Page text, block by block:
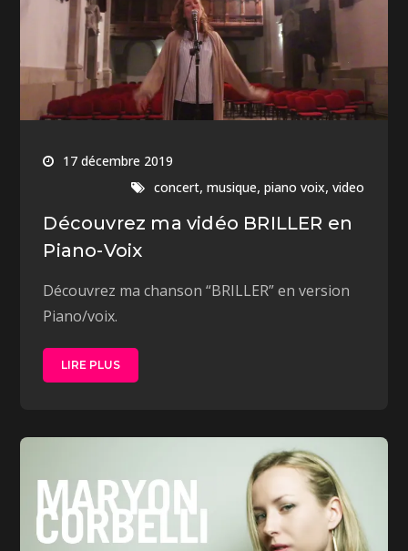
17 décembre 2019
concert,musique,piano voix,video
Découvrez ma vidéo BRILLER en
Piano-Voix
Découvrez ma chanson “BRILLER” en version
Piano/voix.
LIRE PLUS